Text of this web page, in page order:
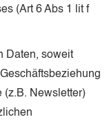
(Art 6 Abs 1 lit f
Daten, soweit
(z.B. Newsletter)